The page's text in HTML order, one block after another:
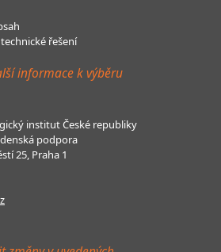
technické řešení
informace k výběru
institut České republiky
podpora
25, Praha 1